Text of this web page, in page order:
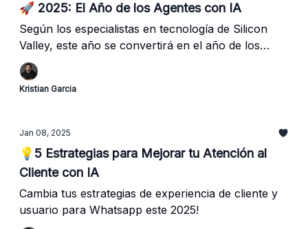
🚀 2025: El Año de los Agentes con IA
Según los especialistas en tecnología de Silicon
Valley, este año se convertirá en el año de los
Agentes con Inteligencia Artificial.
Kristian Garcia
Jan 08, 2025
💡5 Estrategias para Mejorar tu Atención al
Cliente con IA
Cambia tus estrategias de experiencia de cliente y
usuario para Whatsapp este 2025!